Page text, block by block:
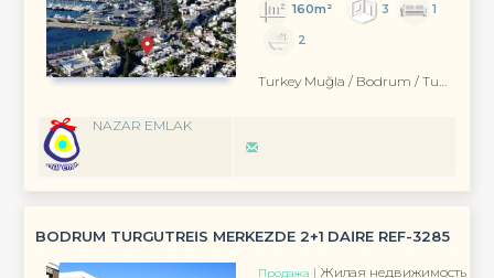
160m² 3
1
2
Turkey Muğla / Bodrum / Turgutreis
NAZAR EMLAK
BODRUM TURGUTREİS MERKEZDE 2+1 DAİRE REF-3285
Продажа
Жилая недвижимость